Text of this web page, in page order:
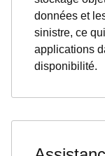
données et
sinistre, ce
applications
disponibilité.